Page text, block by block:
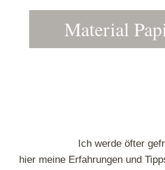
Material
Ich werde öfter
hier meine Erfahrungen und